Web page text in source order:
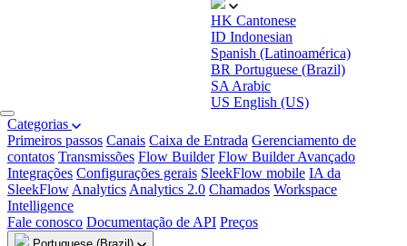
HK Cantonese
ID Indonesian
Spanish (Latinoamérica)
BR Portuguese (Brazil)
SA Arabic
US English (US)
Categorias
Primeiros passos Canais Caixa de Entrada Gerenciamento de
contatos Transmissões Flow Builder Flow Builder Avançado
Integrações Configurações gerais SleekFlow mobile IA da
SleekFlow Analytics Analytics 2.0 Chamados Workspace
Intelligence
Fale conosco Documentação de API Preços